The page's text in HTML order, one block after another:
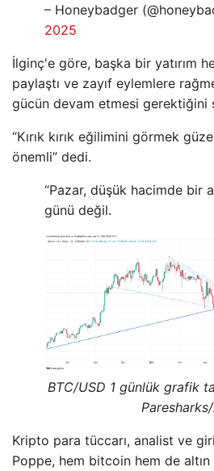
– Honeybadger
2025
İlginç'e göre, başka bir yatırım
paylaştı ve zayıf eylemlere
gücün devam etmesi gerektiğini
“Kırık kırık eğilimini görmek
önemli” dedi.
“Pazar, düşük hacimde bir
günü değil.
BTC/USD 1 günlük grafik
Kripto para tüccarı, analist ve
Poppe, hem bitcoin hem de altın